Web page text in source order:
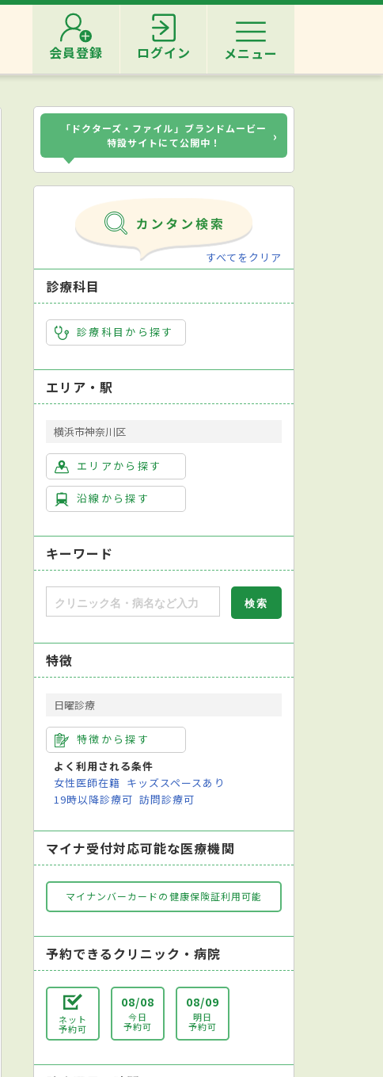
会員登録 ログイン メニュー
「ドクターズ・ファイル」ブランドムービー
特設サイトにて公開中！
›
すべてをクリア
診療科目
診療科目から探す
エリア・駅
横浜市神奈川区
エリアから探す
沿線から探す
キーワード
特徴
日曜診療
特徴から探す
よく利用される条件
女性医師在籍 キッズスペースあり
19時以降診療可 訪問診療可
マイナ受付対応可能な医療機関
マイナンバーカードの健康保険証利用可能
予約できるクリニック・病院
ネット
予約可
08/08
今日
予約可
08/09
明日
予約可